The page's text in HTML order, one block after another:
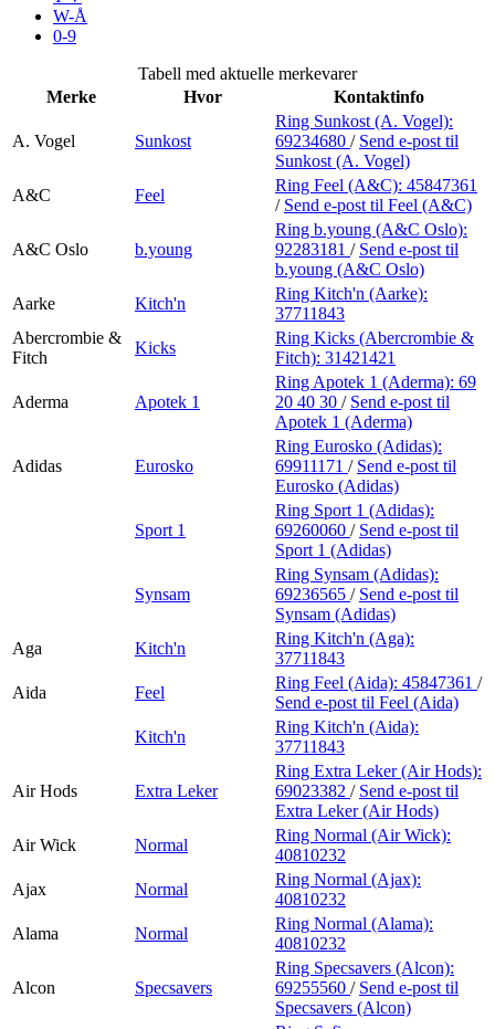
Praktisk informasjon
Ledige stillinger
Magasin
W-Å
0-9
Tabell med aktuelle merkevarer
Merke
Hvor Kontaktinfo
A. Vogel Sunkost
Ring Sunkost (A. Vogel):
69234680 / Send e-post til
Sunkost (A. Vogel)
A&C
Feel
Ring Feel (A&C): 45847361
/ Send e-post til Feel (A&C)
A&C Oslo b.young
Ring b.young (A&C Oslo):
92283181 / Send e-post til
b.young (A&C Oslo)
Aarke
Kitch'n
Ring Kitch'n (Aarke):
37711843
Abercrombie &
Fitch
Kicks
Ring Kicks (Abercrombie &
Fitch): 31421421
Aderma Apotek 1
Ring Apotek 1 (Aderma): 69
20 40 30 / Send e-post til
Apotek 1 (Aderma)
Adidas Eurosko
Ring Eurosko (Adidas):
69911171 / Send e-post til
Eurosko (Adidas)
Sport 1
Ring Sport 1 (Adidas):
69260060 / Send e-post til
Sport 1 (Adidas)
Synsam
Ring Synsam (Adidas):
69236565 / Send e-post til
Synsam (Adidas)
Aga
Kitch'n
Ring Kitch'n (Aga):
37711843
Aida
Feel
Ring Feel (Aida): 45847361 /
Send e-post til Feel (Aida)
Kitch'n
Ring Kitch'n (Aida):
37711843
Air Hods Extra Leker
Ring Extra Leker (Air Hods):
69023382 / Send e-post til
Extra Leker (Air Hods)
Air Wick
Normal
Ring Normal (Air Wick):
40810232
Ajax
Normal
Ring Normal (Ajax):
40810232
Alama
Normal
Ring Normal (Alama):
40810232
Alcon Specsavers
Ring Specsavers (Alcon):
69255560 / Send e-post til
Specsavers (Alcon)